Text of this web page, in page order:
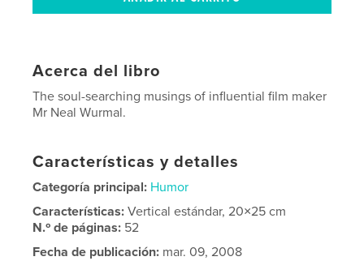
Acerca del libro
The soul-searching musings of influential film maker
Mr Neal Wurmal.
Características y detalles
Categoría principal: Humor
Características:Vertical estándar, 20×25 cm
N.º de páginas: 52
Fecha de publicación: mar. 09, 2008